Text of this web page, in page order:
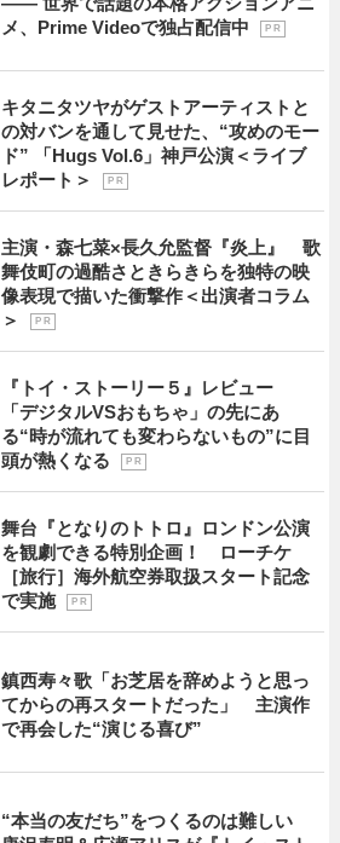
メ、Prime Videoで独占配信中
P R
キタニタツヤがゲストアーティストと
の対バンを通して見せた、“攻めのモー
ド” 「Hugs Vol.6」神戸公演＜ライブ
レポート＞
P R
主演・森七菜×長久允監督『炎上』 歌
舞伎町の過酷さときらきらを独特の映
像表現で描いた衝撃作＜出演者コラム
＞
P R
『トイ・ストーリー５』レビュー
「デジタルVSおもちゃ」の先にあ
る“時が流れても変わらないもの”に目
頭が熱くなる
P R
舞台『となりのトトロ』ロンドン公演
を観劇できる特別企画！ ローチケ
［旅行］海外航空券取扱スタート記念
で実施
P R
鎮西寿々歌「お芝居を辞めようと思っ
てからの再スタートだった」 主演作
で再会した“演じる喜び”
“本当の友だち”をつくるのは難しい